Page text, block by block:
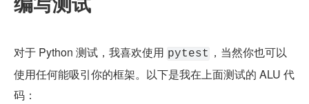
对于 Python 测试，我喜欢使用 pytest ，当然你也可以
使用任何能吸引你的框架。以下是我在上面测试的 ALU 代
码：